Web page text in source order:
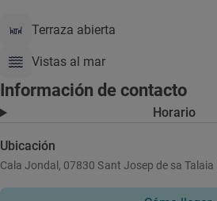
Terraza abierta
Vistas al mar
Información de contacto
Horario
Ubicación
Cala Jondal, 07830 Sant Josep de sa Talaia